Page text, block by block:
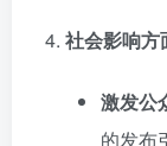
社会影响方
激发公
的发布